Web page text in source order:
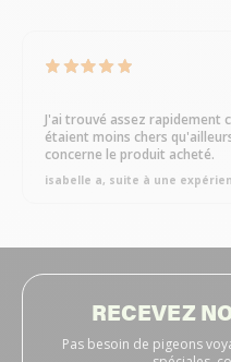
J'ai trouvé assez rapidement
étaient moins chers
concerne le produit acheté.
isabelle a, suite à une
RECEVEZ
Pas besoin de pigeons